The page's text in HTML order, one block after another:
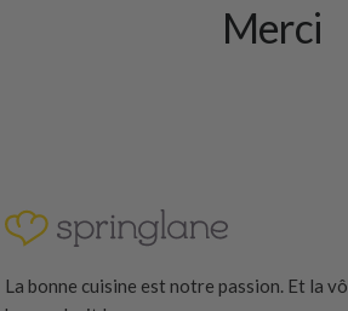
Merci
La bonne cuisine est notre passion. Et la